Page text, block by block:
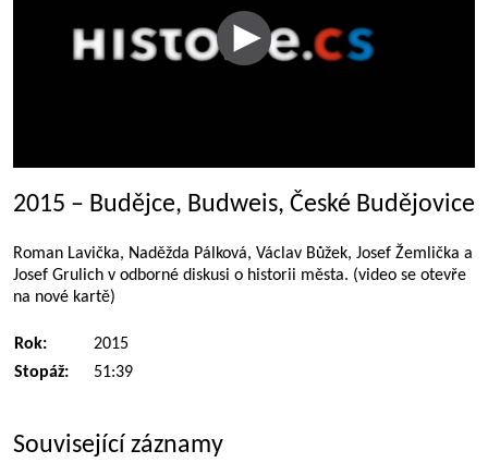
2015 – Budějce, Budweis, České Budějovice
Roman Lavička, Naděžda Pálková, Václav Bůžek, Josef Žemlička a
Josef Grulich v odborné diskusi o historii města. (video se otevře
na nové kartě)
Rok:
2015
Stopáž:
51:39
Související záznamy